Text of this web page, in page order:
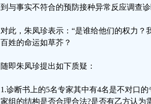
到与事实不符合的预防接种异常反应调查诊
对此，朱凤珍表示：“是谁给他们的权力
百姓的命运如草芥？
随即朱凤珍提出如下质疑：
1.诊断书上的5名专家其中有4名是不对口
家组的结构是否合理合法?是否有乙方认为